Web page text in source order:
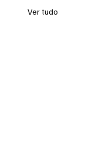
Ver tudo